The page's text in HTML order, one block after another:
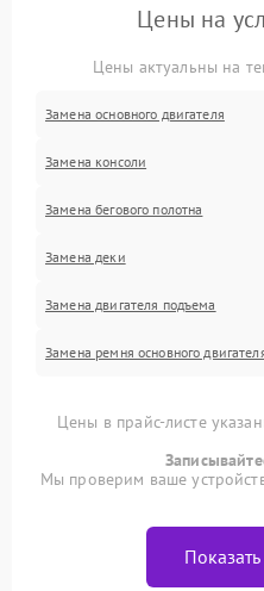
Цены на
Цены актуальны на
Замена основного двигателя
Замена консоли
Замена бегового полотна
Замена деки
Замена двигателя подъема
Замена ремня основного
Цены в прайс-листе
Мы проверим ваше
Показать